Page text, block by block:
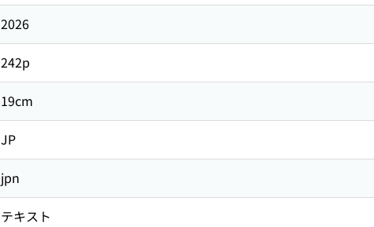
2026
242p
19cm
JP
jpn
テキスト